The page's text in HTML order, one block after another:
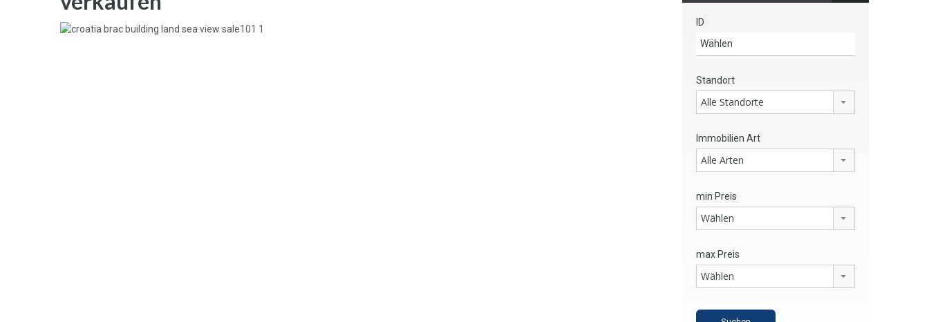
ID
Standort
Alle Standorte
Immobilien Art
Alle Arten
min Preis
Wählen
max Preis
Wählen